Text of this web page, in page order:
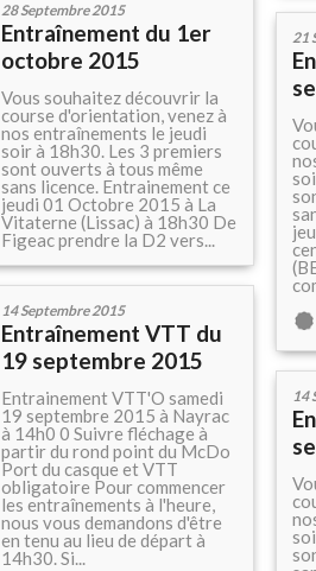
28 Septembre 2015
Entraînement du 1er
octobre 2015
Vous souhaitez découvrir la
course d'orientation, venez à
nos entraînements le jeudi
soir à 18h30. Les 3 premiers
sont ouverts à tous même
sans licence. Entrainement ce
jeudi 01 Octobre 2015 à La
Vitaterne (Lissac) à 18h30 De
Figeac prendre la D2 vers...
21
14 Septembre 2015
Entraînement VTT du
19 septembre 2015
Entrainement VTT'O samedi
19 septembre 2015 à Nayrac
à 14h0 0 Suivre fléchage à
partir du rond point du McDo
Port du casque et VTT
obligatoire Pour commencer
les entraînements à l'heure,
nous vous demandons d'être
en tenu au lieu de départ à
14h30. Si...
14